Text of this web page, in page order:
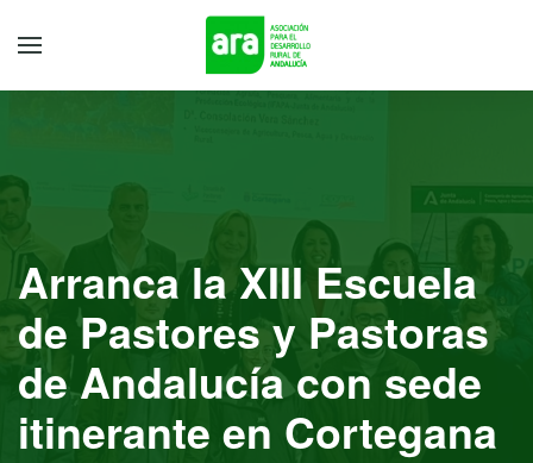
Arranca la XIII Escuela
de Pastores y Pastoras
de Andalucía con sede
itinerante en Cortegana